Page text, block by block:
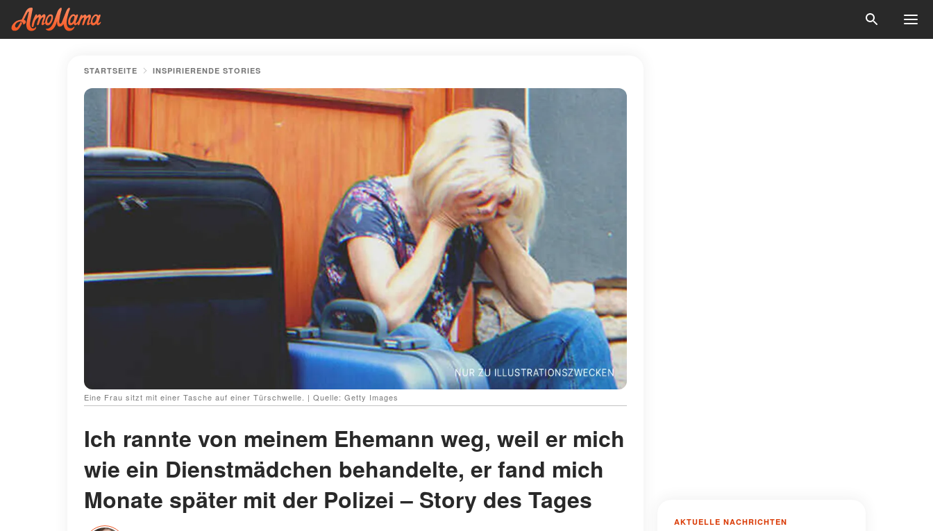
STARTSEITE INSPIRIERENDE STORIES
Eine Frau sitzt mit einer Tasche auf einer Türschwelle. | Quelle: Getty Images
Ich rannte von meinem Ehemann weg, weil er mich
wie ein Dienstmädchen behandelte, er fand mich
Monate später mit der Polizei – Story des Tages
AKTUELLE NACHRICHTEN